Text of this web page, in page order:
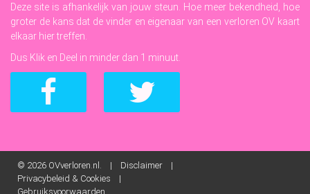
Deze site is afhankelijk van jouw steun. Hoe meer bekendheid, hoe
groter de kans dat de vinder en eigenaar van een verloren OV kaart
elkaar hier treffen.
Dus Klik en Deel in minder dan 1 minuut.
© 2026 OVverloren.nl. | Disclaimer |
Privacybeleid & Cookies |
Gebruiksvoorwaarden